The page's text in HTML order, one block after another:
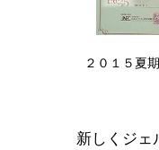
２０１５夏
新しくジェ